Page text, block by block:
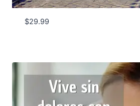
$29.99